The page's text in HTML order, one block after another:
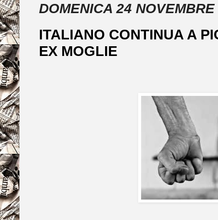
DOMENICA 24
ITALIANO CONTINUA A
EX MOGLIE